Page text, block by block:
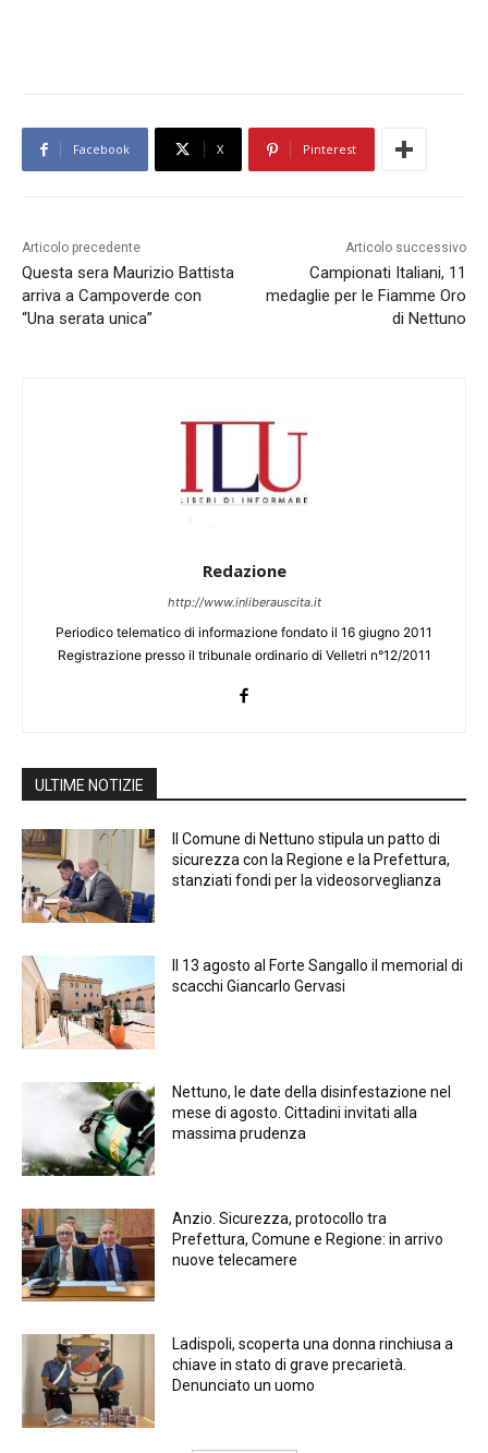
Facebook X Pinterest
Articolo precedente
Questa sera Maurizio Battista
arriva a Campoverde con
“Una serata unica”
Articolo successivo
Campionati Italiani, 11
medaglie per le Fiamme Oro
di Nettuno
Redazione
http://www.inliberauscita.it
Periodico telematico di informazione fondato il 16 giugno 2011
Registrazione presso il tribunale ordinario di Velletri n°12/2011
ULTIME NOTIZIE
Il Comune di Nettuno stipula un patto di
sicurezza con la Regione e la Prefettura,
stanziati fondi per la videosorveglianza
Il 13 agosto al Forte Sangallo il memorial di
scacchi Giancarlo Gervasi
Nettuno, le date della disinfestazione nel
mese di agosto. Cittadini invitati alla
massima prudenza
Anzio. Sicurezza, protocollo tra
Prefettura, Comune e Regione: in arrivo
nuove telecamere
Ladispoli, scoperta una donna rinchiusa a
chiave in stato di grave precarietà.
Denunciato un uomo